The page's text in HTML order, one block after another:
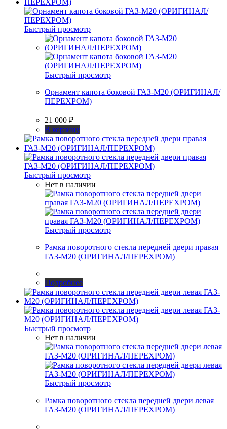
Быстрый просмотр
Быстрый просмотр
Орнамент капота боковой ГАЗ-М20 (ОРИГИНАЛ/
ПЕРЕХРОМ)
21 000 ₽
В корзину
Быстрый просмотр
Нет в наличии
Быстрый просмотр
Рамка поворотного стекла передней двери правая
ГАЗ-М20 (ОРИГИНАЛ/ПЕРЕХРОМ)
Подробнее
Быстрый просмотр
Нет в наличии
Быстрый просмотр
Рамка поворотного стекла передней двери левая
ГАЗ-М20 (ОРИГИНАЛ/ПЕРЕХРОМ)